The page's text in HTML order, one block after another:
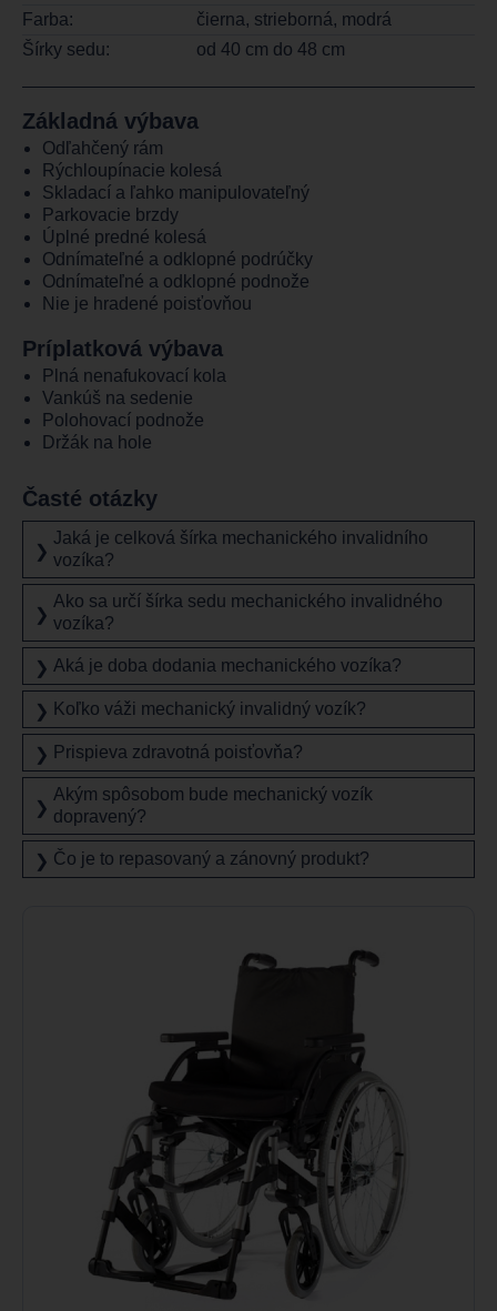
Farba:
čierna, strieborná, modrá
Šírky sedu:
od 40 cm do 48 cm
Základná výbava
Odľahčený rám
Rýchloupínacie kolesá
Skladací a ľahko manipulovateľný
Parkovacie brzdy
Úplné predné kolesá
Odnímateľné a odklopné podrúčky
Odnímateľné a odklopné podnože
Nie je hradené poisťovňou
Príplatková výbava
Plná nenafukovací kola
Vankúš na sedenie
Polohovací podnože
Držák na hole
Časté otázky
❯
Jaká je celková šírka mechanického invalidního
vozíka?
❯
Ako sa určí šírka sedu mechanického invalidného
vozíka?
❯ Aká je doba dodania mechanického vozíka?
❯ Koľko váži mechanický invalidný vozík?
❯ Prispieva zdravotná poisťovňa?
❯
Akým spôsobom bude mechanický vozík
dopravený?
❯ Čo je to repasovaný a zánovný produkt?